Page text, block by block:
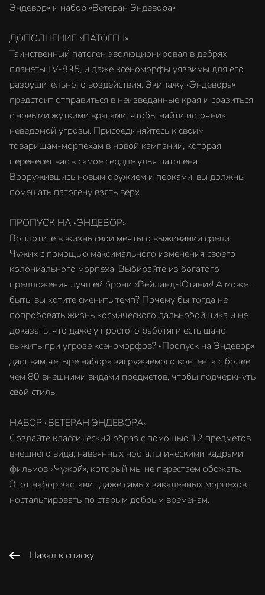
Эндевор» и набор «Ветеран Эндевора»
ДОПОЛНЕНИЕ «ПАТОГЕН»
Таинственный патоген эволюционировал в дебрях
планеты LV-895, и даже ксеноморфы уязвимы для его
разрушительного воздействия. Экипажу «Эндевора»
предстоит отправиться в неизведанные края и сразиться
с новыми жуткими врагами, чтобы найти источник
неведомой угрозы. Присоединяйтесь к своим
товарищам-морпехам в новой кампании, которая
перенесет вас в самое сердце улья патогена.
Вооружившись новым оружием и перками, вы должны
помешать патогену взять верх.
ПРОПУСК НА «ЭНДЕВОР»
Воплотите в жизнь свои мечты о выживании среди
Чужих с помощью максимального изменения своего
колониального морпеха. Выбирайте из богатого
предложения лучшей брони «Вейланд-Ютани»! А может
быть, вы хотите сменить темп? Почему бы тогда не
попробовать жизнь космического дальнобойщика и не
доказать, что даже у простого работяги есть шанс
выжить при угрозе ксеноморфов? «Пропуск на Эндевор»
даст вам четыре набора загружаемого контента с более
чем 80 внешними видами предметов, чтобы подчеркнуть
свой стиль.
НАБОР «ВЕТЕРАН ЭНДЕВОРА»
Создайте классический образ с помощью 12 предметов
внешнего вида, навеянных ностальгическими кадрами
фильмов «Чужой», который мы не перестаем обожать.
Этот набор заставит даже самых закаленных морпехов
ностальгировать по старым добрым временам.
Назад к списку